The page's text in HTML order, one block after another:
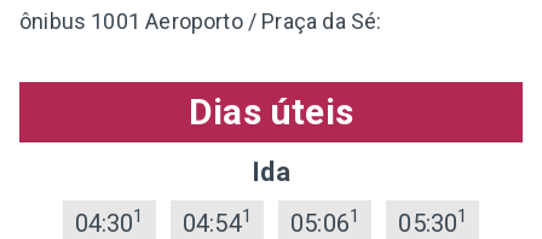
ônibus 1001 Aeroporto / Praça da Sé:
Dias úteis
Ida
04:301 04:541 05:061 05:301